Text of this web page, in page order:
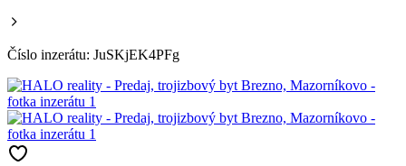
Číslo inzerátu: JuSKjEK4PFg